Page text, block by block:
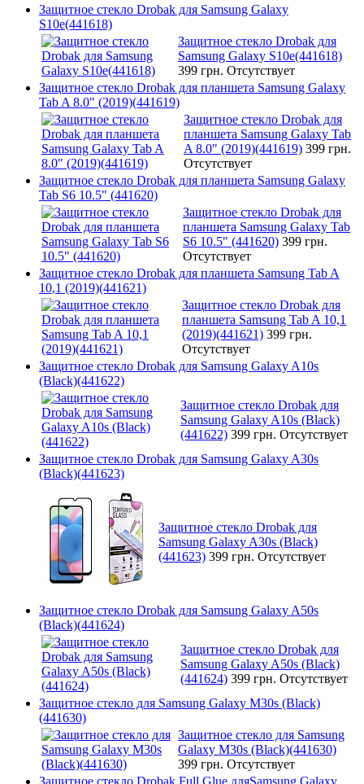
Защитное стекло Drobak для Samsung Galaxy
S10e(441618)
Защитное стекло Drobak для
Samsung Galaxy S10e(441618)
399 грн. Отсутствует
Защитное стекло Drobak для планшета Samsung Galaxy
Tab A 8.0" (2019)(441619)
Защитное стекло Drobak для
планшета Samsung Galaxy Tab
A 8.0" (2019)(441619) 399 грн.
Отсутствует
Защитное стекло Drobak для планшета Samsung Galaxy
Tab S6 10.5" (441620)
Защитное стекло Drobak для
планшета Samsung Galaxy Tab
S6 10.5" (441620) 399 грн.
Отсутствует
Защитное стекло Drobak для планшета Samsung Tab A
10,1 (2019)(441621)
Защитное стекло Drobak для
планшета Samsung Tab A 10,1
(2019)(441621) 399 грн.
Отсутствует
Защитное стекло Drobak для Samsung Galaxy A10s
(Black)(441622)
Защитное стекло Drobak для
Samsung Galaxy A10s (Black)
(441622) 399 грн. Отсутствует
Защитное стекло Drobak для Samsung Galaxy A30s
(Black)(441623)
Защитное стекло Drobak для
Samsung Galaxy A30s (Black)
(441623) 399 грн. Отсутствует
Защитное стекло Drobak для Samsung Galaxy A50s
(Black)(441624)
Защитное стекло Drobak для
Samsung Galaxy A50s (Black)
(441624) 399 грн. Отсутствует
Защитное стекло для Samsung Galaxy M30s (Black)
(441630)
Защитное стекло для Samsung
Galaxy M30s (Black)(441630)
399 грн. Отсутствует
Защитное стекло Drobak Full Glue дляSamsung Galaxy